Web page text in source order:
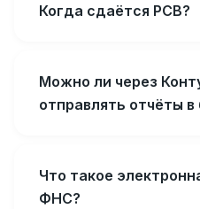
Когда сдаётся РСВ?
Можно ли через
отправлять отчёты в
Что такое
ФНС?